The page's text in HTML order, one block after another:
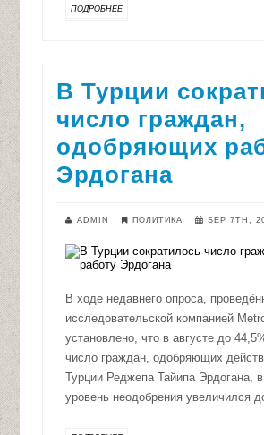
ПОДРОБНЕЕ
В Турции
число граждан,
одобряющих
Эрдогана
ADMIN ПОЛИТИКА SEP 7TH,
В ходе недавнего опроса,
исследовательской компанией
установлено, что в августе до
число граждан, одобряющих
Турции Реджепа Тайипа Эрдогана,
уровень неодобрения увеличился